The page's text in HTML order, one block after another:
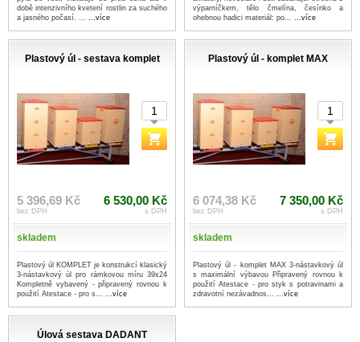
době intenzivního kvetení rostlin za suchého
a jasného počasí. ... ...více
výparníčkem, tělo čmelína, česínko a
ohebnou hadici materiál: po... ...více
Plastový úl - sestava komplet
5 396,69 Kč
bez DPH
6 530,00 Kč
s DPH
skladem
Plastový úl KOMPLET je konstrukcí klasický
3-nástavkový úl pro rámkovou míru 39x24
Kompletně vybavený - připravený rovnou k
použití Atestace - pro s... ...více
Plastový úl - komplet MAX
6 074,38 Kč
bez DPH
7 350,00 Kč
s DPH
skladem
Plastový úl - komplet MAX 3-nástavkový úl
s maximální výbavou Připravený rovnou k
použití Atestace - pro styk s potravinami a
zdravotní nezávadnos... ...více
Úlová sestava DADANT